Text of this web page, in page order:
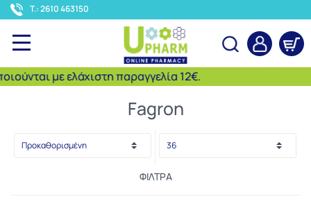
T.: 2610 463150
με ελάχιστη παραγγελία 12€.
Αναζήτηση
Fagron
ΦΊΛΤΡΑ